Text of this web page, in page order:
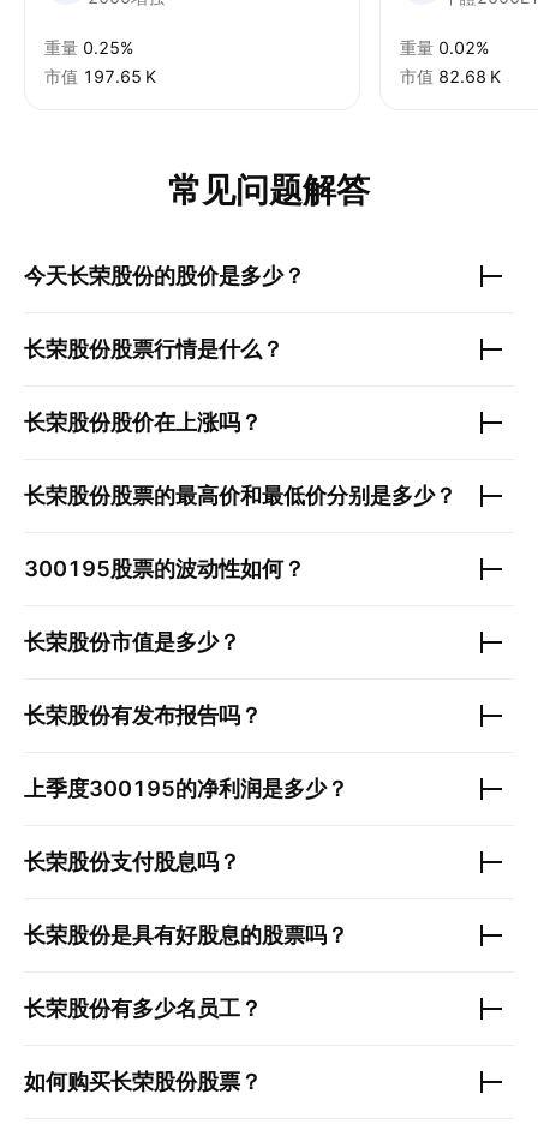
重量 0.25%
市值 ‪197.65 K‬
重量 0.02%
市值 ‪82.68 K‬
常见问题解答
今天长荣股份的股价是多少？
长荣股份股票行情是什么？
长荣股份股价在上涨吗？
长荣股份股票的最高价和最低价分别是多少？
300195股票的波动性如何？
长荣股份市值是多少？
长荣股份有发布报告吗？
上季度300195的净利润是多少？
长荣股份支付股息吗？
长荣股份是具有好股息的股票吗？
长荣股份有多少名员工？
如何购买长荣股份股票？